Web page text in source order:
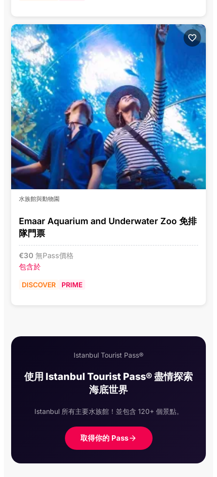
水族館與動物園
Emaar Aquarium and Underwater Zoo 免排
隊門票
€30 無Pass價格
包含於
DISCOVER PRIME
Istanbul Tourist Pass®
使用 Istanbul Tourist Pass® 盡情探索
海底世界
Istanbul 所有主要水族館！並包含 120+ 個景點。
取得你的 Pass